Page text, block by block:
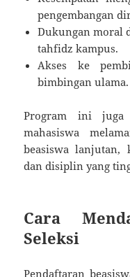
pengembangan
Dukungan moral
tahfidz kampus.
Akses ke
bimbingan ulama.
Program ini
mahasiswa
beasiswa lanjutan,
dan disiplin yang
Cara
Seleksi
Pendaftaran